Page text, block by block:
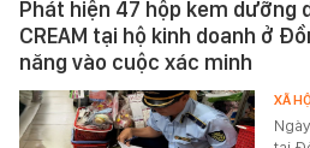
Phát hiện 47 hộp kem dưỡng
CREAM tại hộ kinh doanh ở
năng vào cuộc xác minh
XÃ